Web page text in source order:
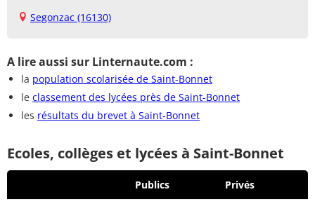
Segonzac (16130)
A lire aussi sur Linternaute.com :
la population scolarisée de Saint-Bonnet
le classement des lycées près de Saint-Bonnet
les résultats du brevet à Saint-Bonnet
Ecoles, collèges et lycées à Saint-Bonnet
Publics Privés